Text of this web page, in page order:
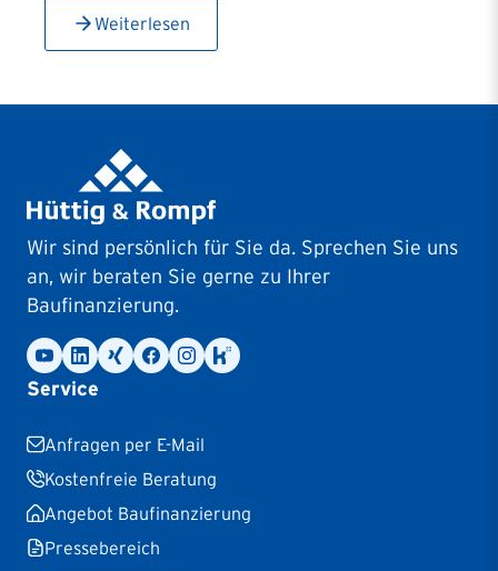
Weiterlesen
Wir sind persönlich für Sie da. Sprechen Sie uns
an, wir beraten Sie gerne zu Ihrer
Baufinanzierung.
Service
Anfragen per E-Mail
Kostenfreie Beratung
Angebot Baufinanzierung
Pressebereich